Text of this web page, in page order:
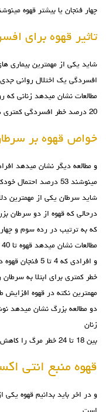
چهار فنجان یا بیشتر قهوه مینوشند 80 درصد احتمال ابتلای کمتری
تاثیر قهوه برای
شاید یکی از مهمترین بیماری
افسردگی یک اختلال روانی
مطالعات نشان میدهد زنانی که روزانه 4 فنجان یا بیشتر
20 درصد خطر افسردگی کمتری دارند
خواص قهوه بر
و مطالعه دیگر نشان میدهد افرادی که روزانه 4
مینوشند 53 درصد احتمال خودکشی در ان ها کاهش می یابد
شاید سرطان یکی از مهمترین
درحالی که قهوه از دو سرطان
که به ترتیب در رده سوم و
مطالعات نشان میدهد قهوه تا 40 درصد خطر ابتلا به سرطان کبد را کاهش میدهد
و افرادی که 4 تا 5 فنجان قهوه در روز مینوشند 15 درصد
خطر کمتری برای ابتلا به
مهمترین نکته در قهوه
زنان
بین 18 تا 24 خطر مرگ را کاهش میدهد
قهوه منبع انتی
و در اخر باید بدانیم قهوه یکی